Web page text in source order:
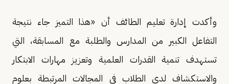
وأكدت إدارة تعليم الطائف أن «هذا التميز جاء نتيجة
التفاعل الكبير من المدارس والطلبة مع المسابقة، التي
تستهدف تنمية القدرات العلمية وتعزيز مهارات الابتكار
والاستكشاف لدى الطلاب في المجالات المرتبطة بعلوم